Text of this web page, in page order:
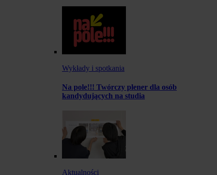
Wykłady i spotkania
Na pole!!! Twórczy plener dla osób
kandydujących na studia
Aktualności